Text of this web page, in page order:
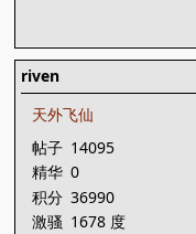
riven
天外飞仙
帖子 14095
精华 0
积分 36990
激骚 1678 度